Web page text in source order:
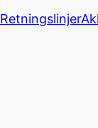
Retningslinjer